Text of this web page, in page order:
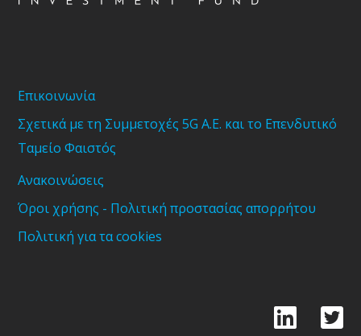
Επικοινωνία
Σχετικά με τη Συμμετοχές 5G Α.Ε. και το Επενδυτικό
Ταμείο Φαιστός
Ανακοινώσεις
Όροι χρήσης - Πολιτική προστασίας απορρήτου
Πολιτική για τα cookies